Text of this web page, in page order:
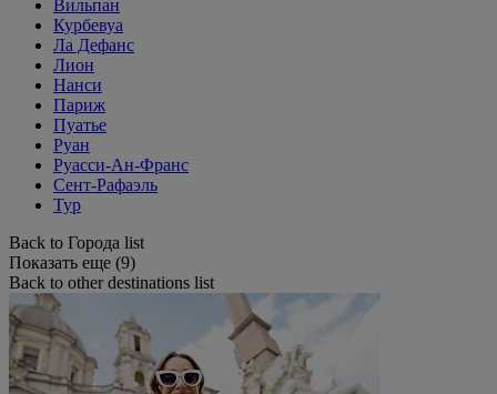
Вильпан
Курбевуа
Ла Дефанс
Лион
Нанси
Париж
Пуатье
Руан
Руасси-Ан-Франс
Сент-Рафаэль
Тур
Back to Города list
Показать еще (9)
Back to other destinations list